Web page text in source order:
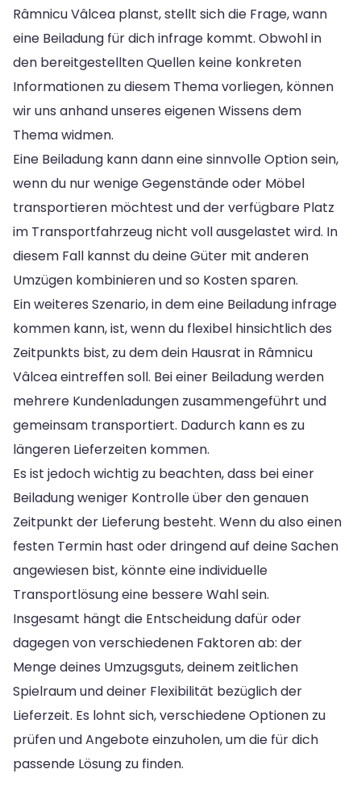
Râmnicu Vâlcea planst, stellt sich die Frage, wann
eine Beiladung für dich infrage kommt. Obwohl in
den bereitgestellten Quellen keine konkreten
Informationen zu diesem Thema vorliegen, können
wir uns anhand unseres eigenen Wissens dem
Thema widmen.
Eine Beiladung kann dann eine sinnvolle Option sein,
wenn du nur wenige Gegenstände oder Möbel
transportieren möchtest und der verfügbare Platz
im Transportfahrzeug nicht voll ausgelastet wird. In
diesem Fall kannst du deine Güter mit anderen
Umzügen kombinieren und so Kosten sparen.
Ein weiteres Szenario, in dem eine Beiladung infrage
kommen kann, ist, wenn du flexibel hinsichtlich des
Zeitpunkts bist, zu dem dein Hausrat in Râmnicu
Vâlcea eintreffen soll. Bei einer Beiladung werden
mehrere Kundenladungen zusammengeführt und
gemeinsam transportiert. Dadurch kann es zu
längeren Lieferzeiten kommen.
Es ist jedoch wichtig zu beachten, dass bei einer
Beiladung weniger Kontrolle über den genauen
Zeitpunkt der Lieferung besteht. Wenn du also einen
festen Termin hast oder dringend auf deine Sachen
angewiesen bist, könnte eine individuelle
Transportlösung eine bessere Wahl sein.
Insgesamt hängt die Entscheidung dafür oder
dagegen von verschiedenen Faktoren ab: der
Menge deines Umzugsguts, deinem zeitlichen
Spielraum und deiner Flexibilität bezüglich der
Lieferzeit. Es lohnt sich, verschiedene Optionen zu
prüfen und Angebote einzuholen, um die für dich
passende Lösung zu finden.